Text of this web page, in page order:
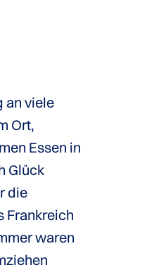
an viele
Ort,
Essen in
Glück
die
Frankreich
waren